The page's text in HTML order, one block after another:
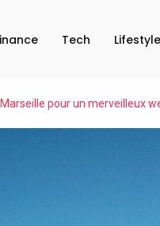
Tech Lifestyle
pour un merveilleux